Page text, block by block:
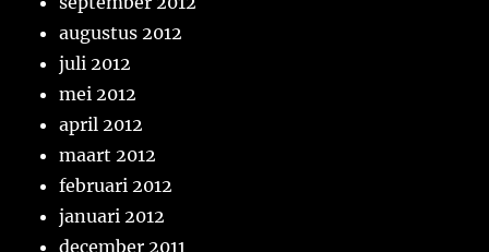
augustus 2012
juli 2012
mei 2012
april 2012
maart 2012
februari 2012
januari 2012
december 2011